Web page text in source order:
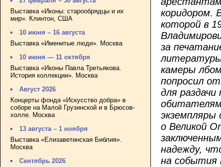
Выставка «Иконы: старообрядцы и их
мир». Клинтон, США
10 июня – 16 августа
Выставка «Именитые люди». Москва
10 июня — 11 октября
Выставка «Иконы Павла Третьякова.
История коллекции». Москва
Август 2026
Концерты фонда «Искусство добра» в
соборе на Малой Грузинской и в Брюсов-
холле. Москва
13 августа – 1 ноября
Выставка «Елизаветинская Библия».
Москва
Сентябрь 2026
коридором.
которой в
за
камеры
попросил
для
о Великой
надежду,
на события